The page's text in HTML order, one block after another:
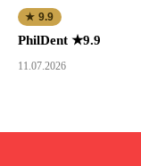
★ 9.9
PhilDent ★9.9
11.07.2026